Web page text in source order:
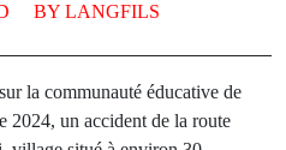
BY LANGFILS
la communauté éducative de
2024, un accident de la route